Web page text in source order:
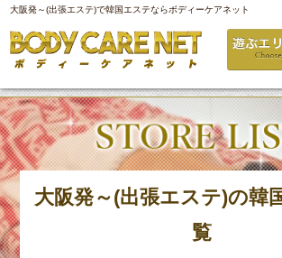
大阪発～(出張エステ)で韓国エステならボディーケアネット
大阪発～(出張エステ)の韓
覧